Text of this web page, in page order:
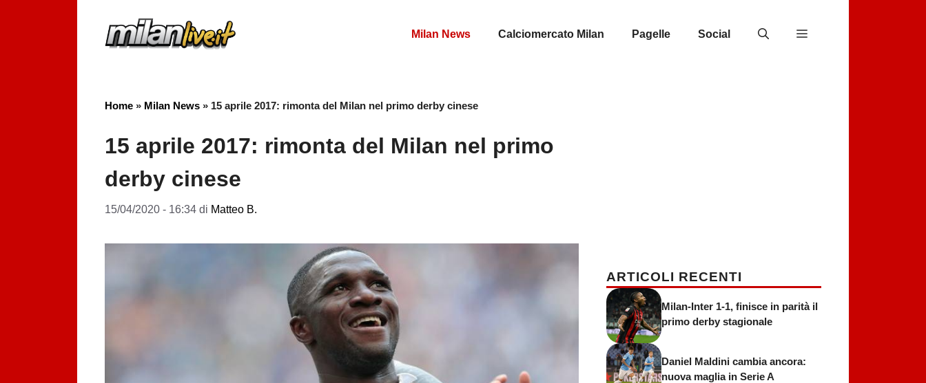
Milan News Calciomercato Milan Pagelle Social
Home » Milan News » 15 aprile 2017: rimonta del Milan nel primo derby cinese
15 aprile 2017: rimonta del Milan nel primo
derby cinese
15/04/2020 - 16:34 di Matteo B.
ARTICOLI RECENTI
Milan-Inter 1-1, finisce in parità il
primo derby stagionale
Daniel Maldini cambia ancora:
nuova maglia in Serie A